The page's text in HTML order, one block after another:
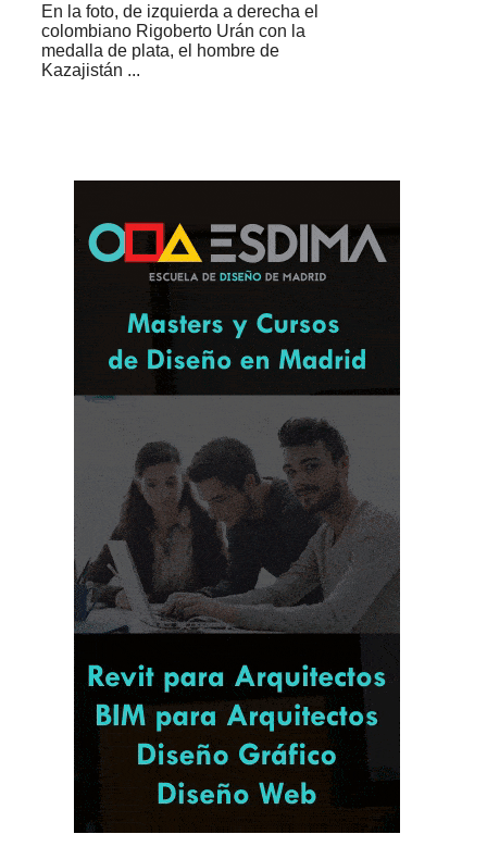
En la foto, de izquierda a derecha el
colombiano Rigoberto Urán con la
medalla de plata, el hombre de
Kazajistán ...